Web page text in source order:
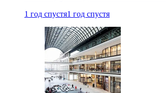
1 год спустя1 год спустя